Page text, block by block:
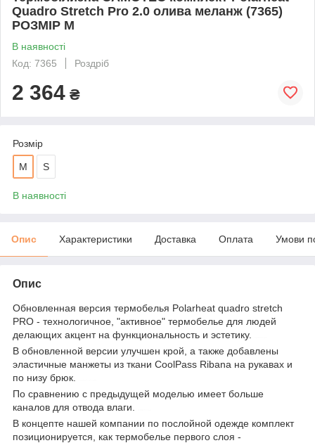
Quadro Stretch Pro 2.0 олива меланж (7365)
РОЗМІР М
В наявності
Код: 7365
Роздріб
2 364 ₴
Розмір
М S
В наявності
Опис Характеристики Доставка Оплата Умови
Опис
Обновленная версия термобелья Polarheat quadro stretch
PRO - технологичное, "активное" термобелье для людей
делающих акцент на функциональность и эстетику.
В обновленной версии улучшен крой, а также добавлены
эластичные манжеты из ткани CoolPass Ribana на рукавах и
по низу брюк.
По сравнению с предыдущей моделью имеет больше
каналов для отвода влаги.
В концепте нашей компании по послойной одежде комплект
позиционируется, как термобелье первого слоя -